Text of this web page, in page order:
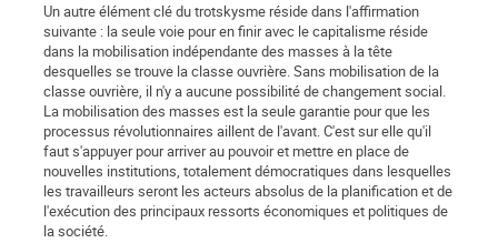
Un autre élément clé du trotskysme réside dans l'affirmation
suivante : la seule voie pour en finir avec le capitalisme réside
dans la mobilisation indépendante des masses à la tête
desquelles se trouve la classe ouvrière. Sans mobilisation de la
classe ouvrière, il n'y a aucune possibilité de changement social.
La mobilisation des masses est la seule garantie pour que les
processus révolutionnaires aillent de l'avant. C'est sur elle qu'il
faut s'appuyer pour arriver au pouvoir et mettre en place de
nouvelles institutions, totalement démocratiques dans lesquelles
les travailleurs seront les acteurs absolus de la planification et de
l'exécution des principaux ressorts économiques et politiques de
la société.